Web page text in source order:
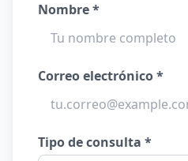
Nombre *
Correo electrónico *
Tipo de consulta *